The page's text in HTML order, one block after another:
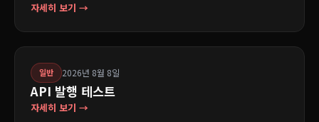
자세히 보기 →
일반 2026년 8월 8일
API 발행 테스트
자세히 보기 →